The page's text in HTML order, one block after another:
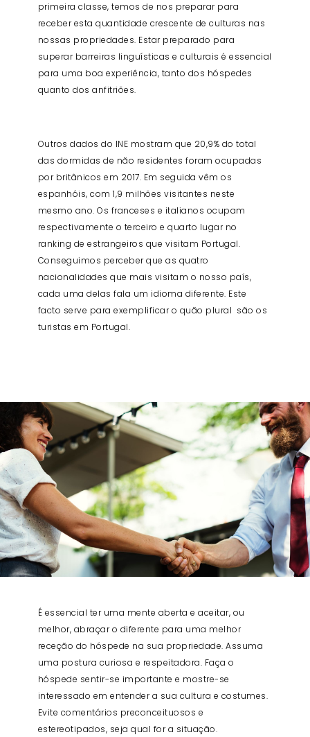
primeira classe, temos de nos preparar para
receber esta quantidade crescente de culturas nas
nossas propriedades. Estar preparado para
superar barreiras linguísticas e culturais é essencial
para uma boa experiência, tanto dos hóspedes
quanto dos anfitriões.
Outros dados do INE mostram que 20,9% do total
das dormidas de não residentes foram ocupadas
por britânicos em 2017. Em seguida vêm os
espanhóis, com 1,9 milhões visitantes neste
mesmo ano. Os franceses e italianos ocupam
respectivamente o terceiro e quarto lugar no
ranking de estrangeiros que visitam Portugal.
Conseguimos perceber que as quatro
nacionalidades que mais visitam o nosso país,
cada uma delas fala um idioma diferente. Este
facto serve para exemplificar o quão plural são os
turistas em Portugal.
É essencial ter uma mente aberta e aceitar, ou
melhor, abraçar o diferente para uma melhor
receção do hóspede na sua propriedade. Assuma
uma postura curiosa e respeitadora. Faça o
hóspede sentir-se importante e mostre-se
interessado em entender a sua cultura e costumes.
Evite comentários preconceituosos e
estereotipados, seja qual for a situação.